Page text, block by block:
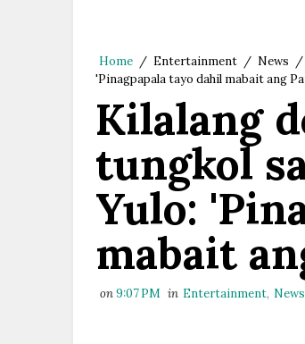
Home / Entertainment / News /
'Pinagpapala tayo dahil mabait ang
Kilalang
tungkol
Yulo:
mabait
on9:07 PM in Entertainment, News